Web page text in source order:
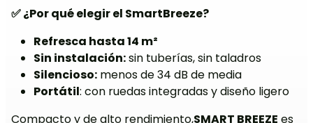
✅ ¿Por qué elegir el SmartBreeze?
Refresca hasta 14 m²
Sin instalación:sin tuberías, sin taladros
Silencioso: menos de 34 dB de media
Portátil: con ruedas integradas y diseño ligero
Compacto y de alto rendimiento,SMART BREEZE es